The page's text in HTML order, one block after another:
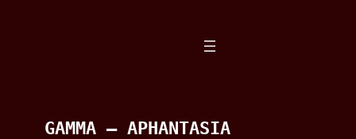
GAMMA – APHANTASIA